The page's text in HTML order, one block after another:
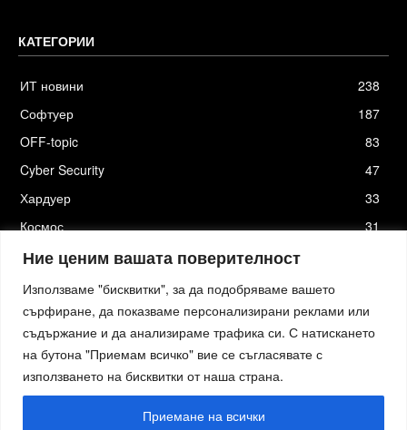
Ние ценим вашата поверителност
Използваме "бисквитки", за да подобряваме вашето
сърфиране, да показваме персонализирани реклами или
съдържание и да анализираме трафика си. С натискането
на бутона "Приемам всичко" вие се съгласявате с
използването на бисквитки от наша страна.
Приемане на всички
КАТЕГОРИИ
ИТ новини
238
Софтуер
187
OFF-topic
83
Cyber Security
47
Хардуер
33
Космос
31
Стартъпи
Хостинг отActiefhost.bg
Елизия софтуер|Петя Петрова - преводи и локализация|Smartage.bg|Kafene.bg|Технологични новини
Младежката медия|Стартъп новини.bg|пътна помощ София|Кърти Чисти Извозва Цени
пътна помощ|пътна помощ|izbornakola.com|автодиагностика и компютърна диагностика|изкупуване на
преглед на кола преди покупка|Обезщетение при смърт в птп изкупуване на коли